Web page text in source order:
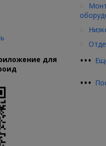
для
•••
•••